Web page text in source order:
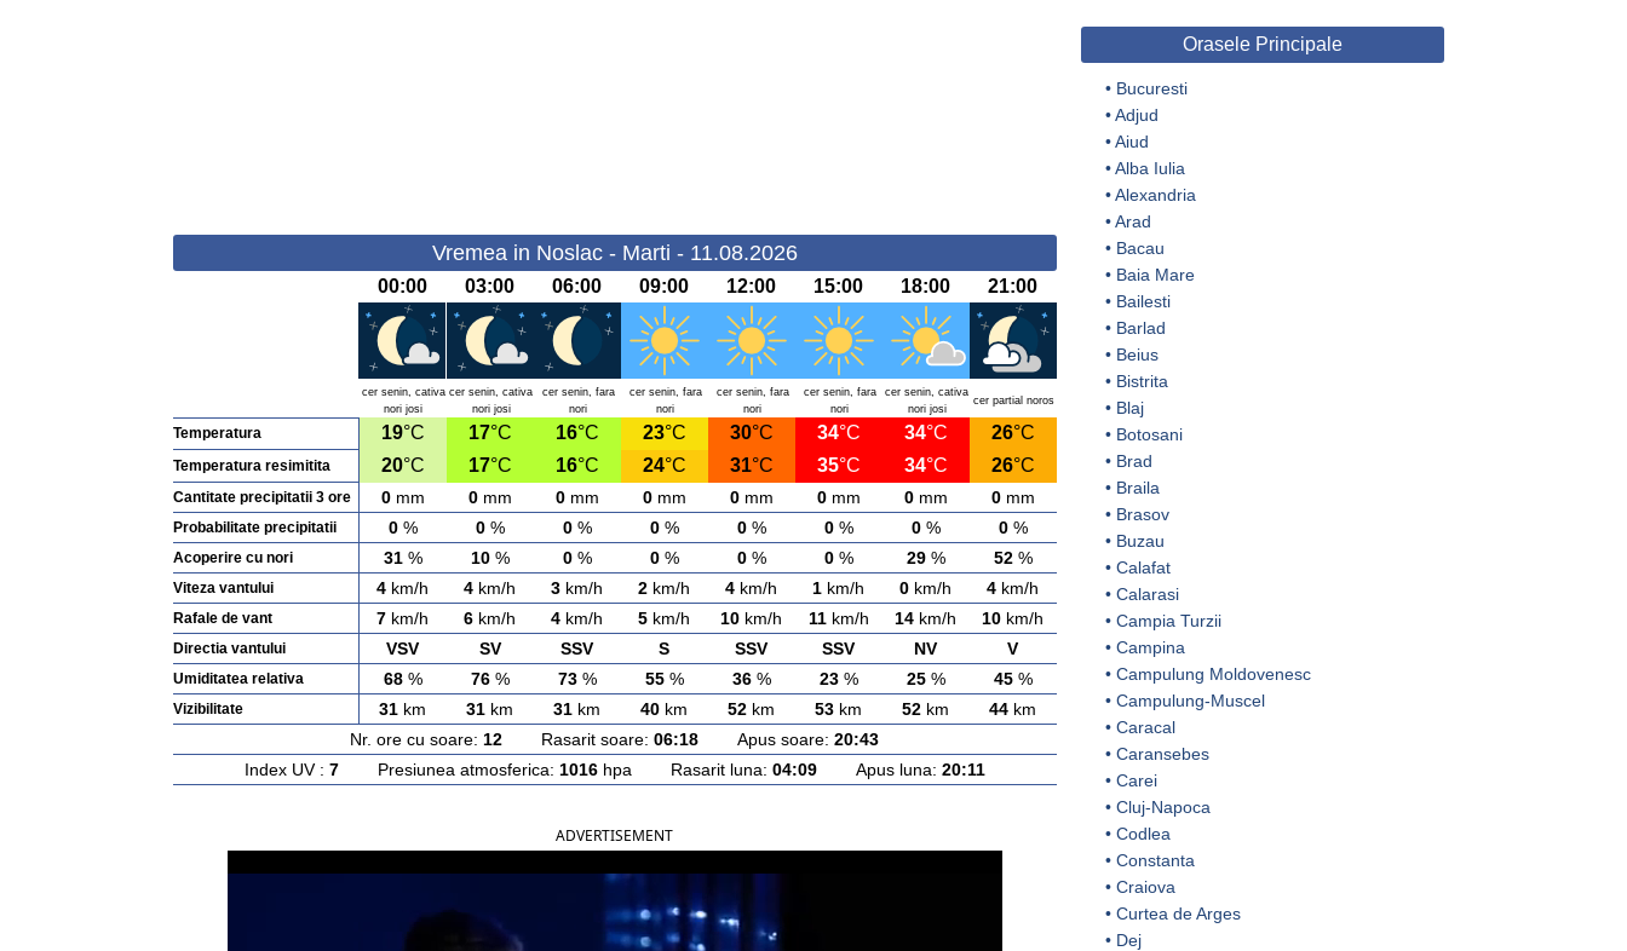
Vremea in Noslac - Marti - 11.08.2026
00:00 03:00 06:00 09:00 12:00 15:00 18:00 21:00
cer senin, cativa
nori josi
cer senin, cativa
nori josi
cer senin, fara
nori
cer senin, fara
nori
cer senin, fara
nori
cer senin, fara
nori
cer senin, cativa
nori josi
cer partial noros
Temperatura 19°C 17°C 16°C 23°C 30°C 34°C 34°C 26°C
Temperatura resimitita 20°C 17°C 16°C 24°C 31°C 35°C 34°C 26°C
Cantitate precipitatii 3 ore 0mm 0mm 0mm 0mm 0mm 0mm 0mm 0mm
Probabilitate precipitatii 0% 0% 0% 0% 0% 0% 0% 0%
Acoperire cu nori 31% 10% 0% 0% 0% 0% 29% 52%
Viteza vantului 4 km/h 4 km/h 3 km/h 2 km/h 4 km/h 1 km/h 0 km/h 4 km/h
Rafale de vant 7 km/h 6 km/h 4 km/h 5 km/h 10 km/h 11km/h 14 km/h 10 km/h
Directia vantului VSV SV SSV S SSV SSV NV V
Umiditatea relativa 68% 76% 73% 55% 36% 23% 25% 45%
Vizibilitate 31 km 31 km 31 km 40 km 52 km 53 km 52 km 44 km
Nr. ore cu soare: 12 Rasarit soare: 06:18 Apus soare: 20:43
Index UV : 7Presiunea atmosferica: 1016hpa Rasarit luna: 04:09Apus luna: 20:11
ADVERTISEMENT
Orasele Principale
• Bucuresti
•Adjud
•Aiud
•Alba Iulia
•Alexandria
•Arad
• Bacau
• Baia Mare
• Bailesti
• Barlad
• Beius
• Bistrita
• Blaj
• Botosani
• Brad
• Braila
• Brasov
• Buzau
• Calafat
• Calarasi
• Campia Turzii
• Campina
• Campulung Moldovenesc
• Campulung-Muscel
• Caracal
• Caransebes
• Carei
• Cluj-Napoca
• Codlea
• Constanta
• Craiova
• Curtea de Arges
• Dej